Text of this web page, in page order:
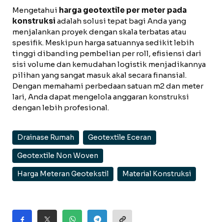
Mengetahui harga geotextile per meter pada
konstruksi adalah solusi tepat bagi Anda yang
menjalankan proyek dengan skala terbatas atau
spesifik. Meskipun harga satuannya sedikit lebih
tinggi dibanding pembelian per roll, efisiensi dari
sisi volume dan kemudahan logistik menjadikannya
pilihan yang sangat masuk akal secara finansial.
Dengan memahami perbedaan satuan m2 dan meter
lari, Anda dapat mengelola anggaran konstruksi
dengan lebih profesional.
Drainase Rumah Geotextile Eceran
Geotextile Non Woven
Harga Meteran Geotekstil Material Konstruksi